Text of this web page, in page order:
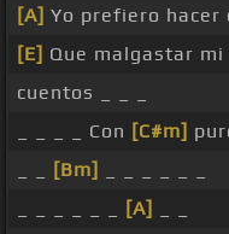
[A] Yo prefiero hacer
[E] Que malgastar
cuentos _ _ _
_ _ _ _ Con [C#m]
[Bm]
[A]